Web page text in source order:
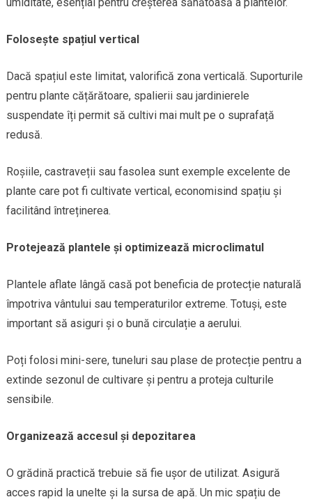
Folosește spațiul vertical
Dacă spațiul este limitat, valorifică zona verticală. Suporturile
pentru plante cățărătoare, spalierii sau jardinierele
suspendate îți permit să cultivi mai mult pe o suprafață
redusă.
Roșiile, castraveții sau fasolea sunt exemple excelente de
plante care pot fi cultivate vertical, economisind spațiu și
facilitând întreținerea.
Protejează plantele și optimizează microclimatul
Plantele aflate lângă casă pot beneficia de protecție naturală
împotriva vântului sau temperaturilor extreme. Totuși, este
important să asiguri și o bună circulație a aerului.
Poți folosi mini-sere, tuneluri sau plase de protecție pentru a
extinde sezonul de cultivare și pentru a proteja culturile
sensibile.
Organizează accesul și depozitarea
O grădină practică trebuie să fie ușor de utilizat. Asigură
acces rapid la unelte și la sursa de apă. Un mic spațiu de